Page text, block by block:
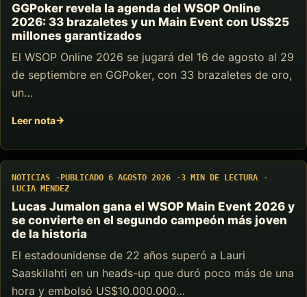
GGPoker revela la agenda del WSOP Online
2026: 33 brazaletes y un Main Event con US$25
millones garantizados
El WSOP Online 2026 se jugará del 16 de agosto al 29
de septiembre en GGPoker, con 33 brazaletes de oro,
un…
Leer nota
NOTICIAS PUBLICADO 6 AGOSTO 2026
3 MIN DE LECTURA
LUCIA MENDEZ
Lucas Jumalon gana el WSOP Main Event 2026 y
se convierte en el segundo campeón más joven
de la historia
El estadounidense de 22 años superó a Lauri
Saaskilahti en un heads-up que duró poco más de una
hora y embolsó US$10.000.000…